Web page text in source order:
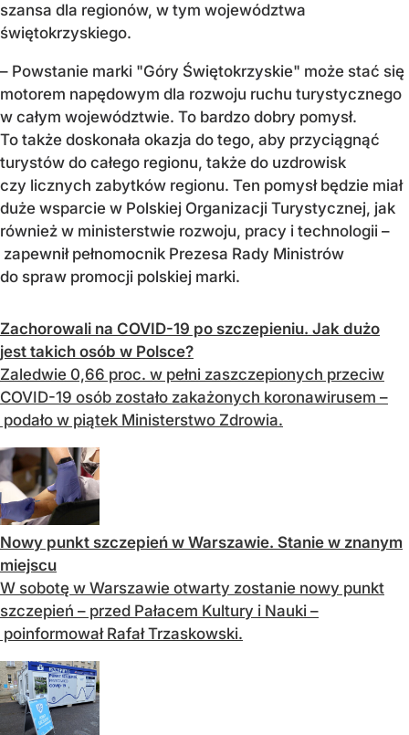
szansa dla regionów, w tym województwa
świętokrzyskiego.
– Powstanie marki "Góry Świętokrzyskie" może stać się
motorem napędowym dla rozwoju ruchu turystycznego
w całym województwie. To bardzo dobry pomysł.
To także doskonała okazja do tego, aby przyciągnąć
turystów do całego regionu, także do uzdrowisk
czy licznych zabytków regionu. Ten pomysł będzie miał
duże wsparcie w Polskiej Organizacji Turystycznej, jak
również w ministerstwie rozwoju, pracy i technologii –
zapewnił pełnomocnik Prezesa Rady Ministrów
do spraw promocji polskiej marki.
Zachorowali na COVID-19 po szczepieniu. Jak dużo
jest takich osób w Polsce?
Zaledwie 0,66 proc. w pełni zaszczepionych przeciw
COVID-19 osób zostało zakażonych koronawirusem –
podało w piątek Ministerstwo Zdrowia.
Nowy punkt szczepień w Warszawie. Stanie w znanym
miejscu
W sobotę w Warszawie otwarty zostanie nowy punkt
szczepień – przed Pałacem Kultury i Nauki –
poinformował Rafał Trzaskowski.